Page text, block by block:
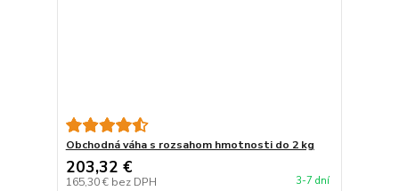
Obchodná váha s rozsahom hmotnosti do 2 kg
203,32 €
165,30 € bez DPH 3-7 dní